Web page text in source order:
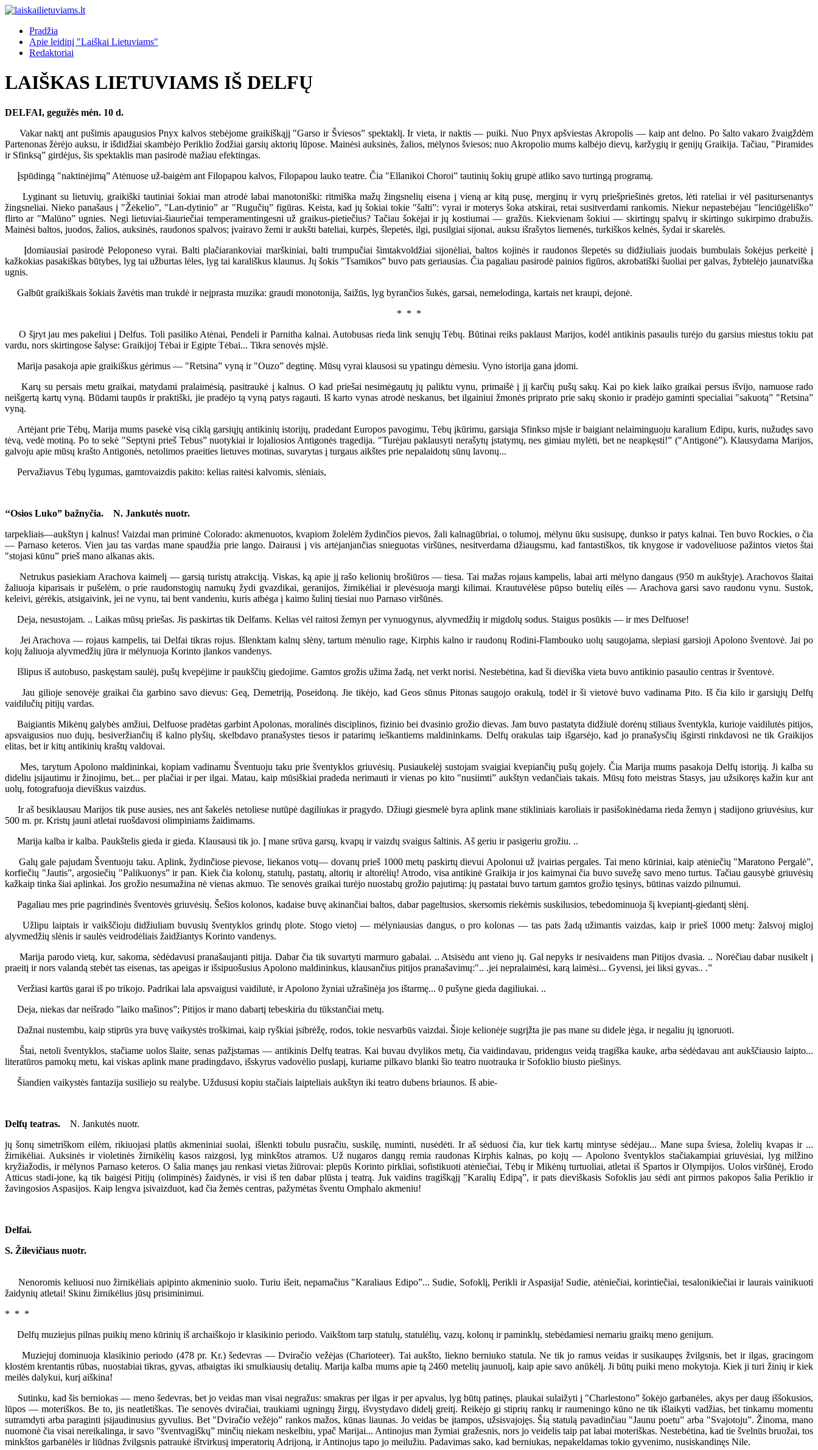
Pradžia
Apie leidinį "Laiškai Lietuviams"
Redaktoriai
LAIŠKAS LIETUVIAMS IŠ DELFŲ
DELFAI, gegužės mėn. 10 d.
Vakar naktį ant pušimis apaugusios Pnyx kalvos stebėjome graikiškąjį "Garso ir Šviesos” spektaklį. Ir vieta, ir naktis — puiki. Nuo Pnyx apšviestas Akropolis — kaip ant delno. Po šalto vakaro žvaigždėm
Partenonas žėrėjo auksu, ir išdidžiai skambėjo Periklio žodžiai garsių aktorių lūpose. Mainėsi auksinės, žalios, mėlynos šviesos; nuo Akropolio mums kalbėjo dievų, karžygių ir genijų Graikija. Tačiau, "Piramides
ir Sfinksą” girdėjus, šis spektaklis man pasirodė mažiau efektingas.
Įspūdingą "naktinėjimą” Atėnuose už-baigėm ant Filopapou kalvos, Filopapou lauko teatre. Čia "Ellanikoi Choroi” tautinių šokių grupė atliko savo turtingą programą.
Lyginant su lietuvių, graikiški tautiniai šokiai man atrodė labai manotoniški: ritmiška mažų žingsnelių eisena į vieną ar kitą pusę, merginų ir vyrų priešpriešinės gretos, lėti rateliai ir vėl pasitursenantys
žingsneliai. Nieko panašaus į "Žėkelio”, "Lan-dytinio” ar "Rugučių” figūras. Keista, kad jų šokiai tokie "šalti”: vyrai ir moterys šoka atskirai, retai susitverdami rankomis. Niekur nepastebėjau "lenciūgėliško”
flirto ar "Malūno” ugnies. Negi lietuviai-šiauriečiai temperamentingesni už graikus-pietiečius? Tačiau šokėjai ir jų kostiumai — gražūs. Kiekvienam šokiui — skirtingų spalvų ir skirtingo sukirpimo drabužis.
Mainėsi baltos, juodos, žalios, auksinės, raudonos spalvos; įvairavo žemi ir aukšti bateliai, kurpės, šlepetės, ilgi, pusilgiai sijonai, auksu išrašytos liemenės, turkiškos kelnės, šydai ir skarelės.
Įdomiausiai pasirodė Peloponeso vyrai. Balti plačiarankoviai marškiniai, balti trumpučiai šimtakvoldžiai sijonėliai, baltos kojinės ir raudonos šlepetės su didžiuliais juodais bumbulais šokėjus perkeitė į
kažkokias pasakiškas būtybes, lyg tai užburtas lėles, lyg tai karališkus klaunus. Jų šokis "Tsamikos” buvo pats geriausias. Čia pagaliau pasirodė painios figūros, akrobatiški šuoliai per galvas, žybtelėjo jaunatviška
ugnis.
Galbūt graikiškais šokiais žavėtis man trukdė ir neįprasta muzika: graudi monotonija, šaižūs, lyg byrančios šukės, garsai, nemelodinga, kartais net kraupi, dejonė.
* * *
O šįryt jau mes pakeliui į Delfus. Toli pasiliko Atėnai, Pendeli ir Parnitha kalnai. Autobusas rieda link senųjų Tėbų. Būtinai reiks paklaust Marijos, kodėl antikinis pasaulis turėjo du garsius miestus tokiu pat
vardu, nors skirtingose šalyse: Graikijoj Tėbai ir Egipte Tėbai... Tikra senovės mįslė.
Marija pasakoja apie graikiškus gėrimus — "Retsina” vyną ir "Ouzo” degtinę. Mūsų vyrai klausosi su ypatingu dėmesiu. Vyno istorija gana įdomi.
Karų su persais metu graikai, matydami pralaimėsią, pasitraukė į kalnus. O kad priešai nesimėgautų jų paliktu vynu, primaišė į jį karčių pušų sakų. Kai po kiek laiko graikai persus išvijo, namuose rado
neišgertą kartų vyną. Būdami taupūs ir praktiški, jie pradėjo tą vyną patys ragauti. Iš karto vynas atrodė neskanus, bet ilgainiui žmonės priprato prie sakų skonio ir pradėjo gaminti specialiai "sakuotą” "Retsina”
vyną.
Artėjant prie Tėbų, Marija mums pasekė visą ciklą garsiųjų antikinių istorijų, pradedant Europos pavogimu, Tėbų įkūrimu, garsiąja Sfinkso mįsle ir baigiant nelaiminguoju karalium Edipu, kuris, nužudęs savo
tėvą, vedė motiną. Po to sekė "Septyni prieš Tebus” nuotykiai ir lojaliosios Antigonės tragedija. "Turėjau paklausyti nerašytų įstatymų, nes gimiau mylėti, bet ne neapkęsti!” ("Antigonė”). Klausydama Marijos,
galvoju apie mūsų krašto Antigonės, netolimos praeities lietuves motinas, suvarytas į turgaus aikštes prie nepalaidotų sūnų lavonų...
Pervažiavus Tėbų lygumas, gamtovaizdis pakito: kelias raitėsi kalvomis, slėniais,
‘‘Osios Luko” bažnyčia. N. Jankutės nuotr.
tarpekliais—aukštyn į kalnus! Vaizdai man priminė Colorado: akmenuotos, kvapiom žolelėm žydinčios pievos, žali kalnagūbriai, o tolumoj, mėlynu ūku susisupę, dunkso ir patys kalnai. Ten buvo Rockies, o čia
— Parnaso keteros. Vien jau tas vardas mane spaudžia prie lango. Dairausi į vis artėjanjančias snieguotas viršūnes, nesitverdama džiaugsmu, kad fantastiškos, tik knygose ir vadovėliuose pažintos vietos štai
"stojasi kūnu” prieš mano alkanas akis.
Netrukus pasiekiam Arachova kaimelį — garsią turistų atrakciją. Viskas, ką apie jį rašo kelionių brošiūros — tiesa. Tai mažas rojaus kampelis, labai arti mėlyno dangaus (950 m aukštyje). Arachovos šlaitai
žaliuoja kiparisais ir pušelėm, o prie raudonstogių namukų žydi gvazdikai, geranijos, žirnikėliai ir plevėsuoja margi kilimai. Krautuvėlėse pūpso butelių eilės — Arachova garsi savo raudonu vynu. Sustok,
keleivi, gėrėkis, atsigaivink, jei ne vynu, tai bent vandeniu, kuris atbėga į kaimo šulinį tiesiai nuo Parnaso viršūnės.
Deja, nesustojam. .. Laikas mūsų priešas. Jis paskirtas tik Delfams. Kelias vėl raitosi žemyn per vynuogynus, alyvmedžių ir migdolų sodus. Staigus posūkis — ir mes Delfuose!
Jei Arachova — rojaus kampelis, tai Delfai tikras rojus. Išlenktam kalnų slėny, tartum mėnulio rage, Kirphis kalno ir raudonų Rodini-Flambouko uolų saugojama, slepiasi garsioji Apolono šventovė. Jai po
kojų žaliuoja alyvmedžių jūra ir mėlynuoja Korinto įlankos vandenys.
Išlipus iš autobuso, paskęstam saulėj, pušų kvepėjime ir paukščių giedojime. Gamtos grožis užima žadą, net verkt norisi. Nestebėtina, kad ši dieviška vieta buvo antikinio pasaulio centras ir šventovė.
Jau gilioje senovėje graikai čia garbino savo dievus: Geą, Demetriją, Poseidoną. Jie tikėjo, kad Geos sūnus Pitonas saugojo orakulą, todėl ir ši vietovė buvo vadinama Pito. Iš čia kilo ir garsiųjų Delfų
vaidilučių pitijų vardas.
Baigiantis Mikėnų galybės amžiui, Delfuose pradėtas garbint Apolonas, moralinės disciplinos, fizinio bei dvasinio grožio dievas. Jam buvo pastatyta didžiulė dorėnų stiliaus šventykla, kurioje vaidilutės pitijos,
apsvaigusios nuo dujų, besiveržiančių iš kalno plyšių, skelbdavo pranašystes tiesos ir patarimų ieškantiems maldininkams. Delfų orakulas taip išgarsėjo, kad jo pranašysčių išgirsti rinkdavosi ne tik Graikijos
elitas, bet ir kitų antikinių kraštų valdovai.
Mes, tarytum Apolono maldininkai, kopiam vadinamu Šventuoju taku prie šventyklos griuvėsių. Pusiaukelėj sustojam svaigiai kvepiančių pušų gojely. Čia Marija mums pasakoja Delfų istoriją. Ji kalba su
dideliu įsijautimu ir žinojimu, bet... per plačiai ir per ilgai. Matau, kaip mūsiškiai pradeda nerimauti ir vienas po kito "nusiimti” aukštyn vedančiais takais. Mūsų foto meistras Stasys, jau užsikoręs kažin kur ant
uolų, fotografuoja dieviškus vaizdus.
Ir aš besiklausau Marijos tik puse ausies, nes ant šakelės netoliese nutūpė dagiliukas ir pragydo. Džiugi giesmelė byra aplink mane stikliniais karoliais ir pasišokinėdama rieda žemyn į stadijono griuvėsius, kur
500 m. pr. Kristų jauni atletai ruošdavosi olimpiniams žaidimams.
Marija kalba ir kalba. Paukštelis gieda ir gieda. Klausausi tik jo. Į mane srūva garsų, kvapų ir vaizdų svaigus šaltinis. Aš geriu ir pasigeriu grožiu. ..
Galų gale pajudam Šventuoju taku. Aplink, žydinčiose pievose, liekanos votų— dovanų prieš 1000 metų paskirtų dievui Apolonui už įvairias pergales. Tai meno kūriniai, kaip atėniečių "Maratono Pergalė”,
korfiečių "Jautis”, argosiečių "Palikuonys” ir pan. Kiek čia kolonų, statulų, pastatų, altorių ir altorėlių! Atrodo, visa antikinė Graikija ir jos kaimynai čia buvo suvežę savo meno turtus. Tačiau gausybė griuvėsių
kažkaip tinka šiai aplinkai. Jos grožio nesumažina nė vienas akmuo. Tie senovės graikai turėjo nuostabų grožio pajutimą: jų pastatai buvo tartum gamtos grožio tęsinys, būtinas vaizdo pilnumui.
Pagaliau mes prie pagrindinės šventovės griuvėsių. Šešios kolonos, kadaise buvę akinančiai baltos, dabar pageltusios, skersomis riekėmis suskilusios, tebedominuoja šį kvepiantį-giedantį slėnį.
Užlipu laiptais ir vaikščioju didžiuliam buvusių šventyklos grindų plote. Stogo vietoj — mėlyniausias dangus, o pro kolonas — tas pats žadą užimantis vaizdas, kaip ir prieš 1000 metų: žalsvoj migloj
alyvmedžių slėnis ir saulės veidrodėliais žaidžiantys Korinto vandenys.
Marija parodo vietą, kur, sakoma, sėdėdavusi pranašaujanti pitija. Dabar čia tik suvartyti marmuro gabalai. .. Atsisėdu ant vieno jų. Gal nepyks ir nesivaidens man Pitijos dvasia. .. Norėčiau dabar nusikelt į
praeitį ir nors valandą stebėt tas eisenas, tas apeigas ir išsipuošusius Apolono maldininkus, klausančius pitijos pranašavimų:".. .jei nepralaimėsi, karą laimėsi... Gyvensi, jei liksi gyvas.. .”
Veržiasi kartūs garai iš po trikojo. Padrikai lala apsvaigusi vaidilutė, ir Apolono žyniai užrašinėja jos ištarmę... 0 pušyne gieda dagiliukai. ..
Deja, niekas dar neišrado "laiko mašinos”; Pitijos ir mano dabartį tebeskiria du tūkstančiai metų.
Dažnai nustembu, kaip stiprūs yra buvę vaikystės troškimai, kaip ryškiai įsibrėžę, rodos, tokie nesvarbūs vaizdai. Šioje kelionėje sugrįžta jie pas mane su didele jėga, ir negaliu jų ignoruoti.
Štai, netoli šventyklos, stačiame uolos šlaite, senas pažįstamas — antikinis Delfų teatras. Kai buvau dvylikos metų, čia vaidindavau, pridengus veidą tragiška kauke, arba sėdėdavau ant aukščiausio laipto...
literatūros pamokų metu, kai viskas aplink mane pradingdavo, išskyrus vadovėlio puslapį, kuriame pilkavo blanki šio teatro nuotrauka ir Sofoklio biusto piešinys.
Šiandien vaikystės fantazija susiliejo su realybe. Uždususi kopiu stačiais laipteliais aukštyn iki teatro dubens briaunos. Iš abie-
Delfų teatras. N. Jankutės nuotr.
jų šonų simetriškom eilėm, rikiuojasi platūs akmeniniai suolai, išlenkti tobulu pusračiu, suskilę, numinti, nusėdėti. Ir aš sėduosi čia, kur tiek kartų mintyse sėdėjau... Mane supa šviesa, žolelių kvapas ir ...
žirnikėliai. Auksinės ir violetinės žirnikėlių kasos raizgosi, lyg minkštos atramos. Už nugaros dangų remia raudonas Kirphis kalnas, po kojų — Apolono šventyklos stačiakampiai griuvėsiai, lyg milžino
kryžiažodis, ir mėlynos Parnaso keteros. O šalia manęs jau renkasi vietas žiūrovai: plepūs Korinto pirkliai, sofistikuoti atėniečiai, Tėbų ir Mikėnų turtuoliai, atletai iš Spartos ir Olympijos. Uolos viršūnėj, Erodo
Atticus stadi-jone, ką tik baigėsi Pitijų (olimpinės) žaidynės, ir visi iš ten dabar plūsta į teatrą. Juk vaidins tragiškąjį "Karalių Edipą”, ir pats dieviškasis Sofoklis jau sėdi ant pirmos pakopos šalia Periklio ir
žavingosios Aspasijos. Kaip lengva įsivaizduot, kad čia žemės centras, pažymėtas šventu Omphalo akmeniu!
Delfai.
S. Žilevičiaus nuotr.
Nenoromis keliuosi nuo žirnikėliais apipinto akmeninio suolo. Turiu išeit, nepamačius "Karaliaus Edipo”... Sudie, Sofoklį, Perikli ir Aspasija! Sudie, atėniečiai, korintiečiai, tesalonikiečiai ir laurais vainikuoti
žaidynių atletai! Skinu žirnikėlius jūsų prisiminimui.
* * *
Delfų muziejus pilnas puikių meno kūrinių iš archaiškojo ir klasikinio periodo. Vaikštom tarp statulų, statulėlių, vazų, kolonų ir paminklų, stebėdamiesi nemariu graikų meno genijum.
Muziejuj dominuoja klasikinio periodo (478 pr. Kr.) šedevras — Dviračio vežėjas (Charioteer). Tai aukšto, liekno berniuko statula. Ne tik jo ramus veidas ir susikaupęs žvilgsnis, bet ir ilgas, gracingom
klostėm krentantis rūbas, nuostabiai tikras, gyvas, atbaigtas iki smulkiausių detalių. Marija kalba mums apie tą 2460 metelių jaunuolį, kaip apie savo anūkėlį. Ji būtų puiki meno mokytoja. Kiek ji turi žinių ir kiek
meilės dalykui, kurį aiškina!
Sutinku, kad šis berniokas — meno šedevras, bet jo veidas man visai negražus: smakras per ilgas ir per apvalus, lyg būtų patinęs, plaukai sulaižyti į "Charlestono” šokėjo garbanėles, akys per daug iššokusios,
lūpos — moteriškos. Be to, jis neatletiškas. Tie senovės dviračiai, traukiami ugningų žirgų, išvystydavo didelį greitį. Reikėjo gi stiprių rankų ir raumeningo kūno ne tik išlaikyti vadžias, bet tinkamu momentu
sutramdyti arba paraginti įsijaudinusius gyvulius. Bet "Dviračio vežėjo” rankos mažos, kūnas liaunas. Jo veidas be įtampos, užsisvajojęs. Šią statulą pavadinčiau "Jaunu poetu” arba "Svajotoju”. Žinoma, mano
nuomonė čia visai nereikalinga, ir savo "šventvagiškų” minčių niekam neskelbiu, ypač Marijai... Antinojus man žymiai gražesnis, nors jo veidelis taip pat labai moteriškas. Nestebėtina, kad tie švelnūs bruožai, tos
minkštos garbanėlės ir liūdnas žvilgsnis patraukė ištvirkusį imperatorių Adrijoną, ir Antinojus tapo jo meilužiu. Padavimas sako, kad berniukas, nepakeldamas tokio gyvenimo, nusiskandinęs Nile.